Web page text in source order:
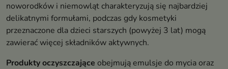
noworodków i niemowląt charakteryzują się najbardziej
delikatnymi formułami, podczas gdy kosmetyki
przeznaczone dla dzieci starszych (powyżej 3 lat) mogą
zawierać więcej składników aktywnych.
Produkty oczyszczające obejmują emulsje do mycia oraz